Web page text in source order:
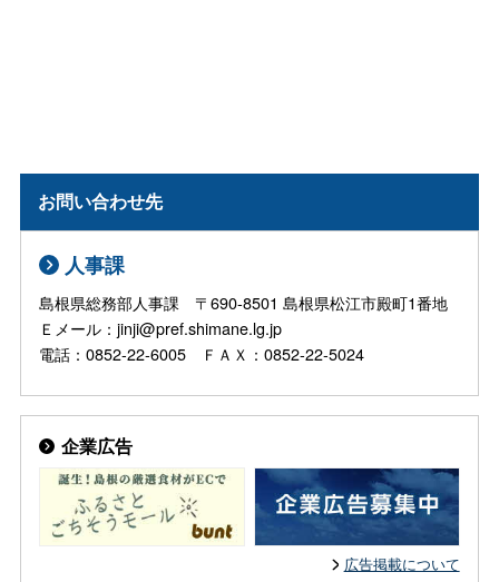
お問い合わせ先
人事課
島根県総務部人事課 〒690-8501 島根県松江市殿町1番地
Ｅメール：jinji@pref.shimane.lg.jp
電話：0852-22-6005 ＦＡＸ：0852-22-5024
企業広告
広告掲載について